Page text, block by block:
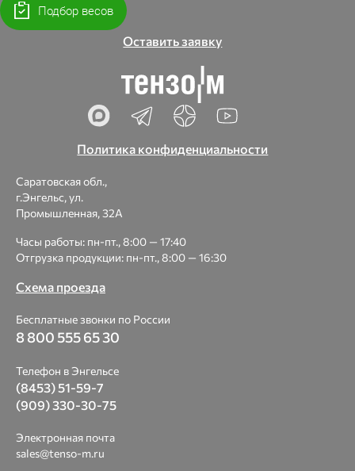
Оставить заявку
Политика конфиденциальности
Саратовская обл.,
г.Энгельс, ул.
Промышленная, 32А
Часы работы: пн-пт., 8:00 — 17:40
Отгрузка продукции: пн-пт., 8:00 — 16:30
Схема проезда
Бесплатные звонки по России
8 800 555 65 30
Телефон в Энгельсе
(8453) 51-59-7
(909) 330-30-75
Электронная почта
sales@tenso-m.ru
Подбор весов